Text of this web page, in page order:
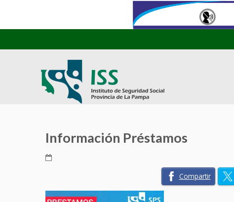
Información Préstamos
Compartir